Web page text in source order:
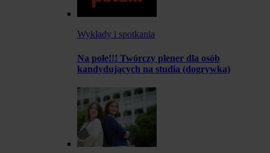
Wykłady i spotkania
Na pole!!! Twórczy plener dla osób
kandydujących na studia (dogrywka)